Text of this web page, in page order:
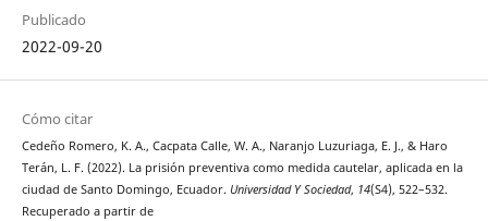
Publicado
2022-09-20
Cómo citar
Cedeño Romero, K. A., Cacpata Calle, W. A., Naranjo Luzuriaga, E. J., & Haro
Terán, L. F. (2022). La prisión preventiva como medida cautelar, aplicada en la
ciudad de Santo Domingo, Ecuador. Universidad Y Sociedad, 14(S4), 522–532.
Recuperado a partir de